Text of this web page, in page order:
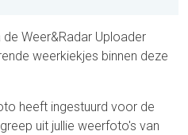
Weer&Radar Uploader
weerkiekjes binnen deze
heeft ingestuurd voor de
uit jullie weerfoto's van